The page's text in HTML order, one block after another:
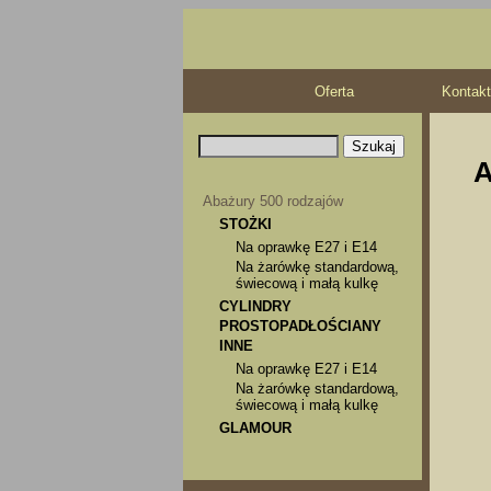
Oferta Kontakt
Abażury 500 rodzajów
STOŻKI
Na oprawkę E27 i E14
Na żarówkę standardową,
świecową i małą kulkę
CYLINDRY
PROSTOPADŁOŚCIANY
INNE
Na oprawkę E27 i E14
Na żarówkę standardową,
świecową i małą kulkę
GLAMOUR